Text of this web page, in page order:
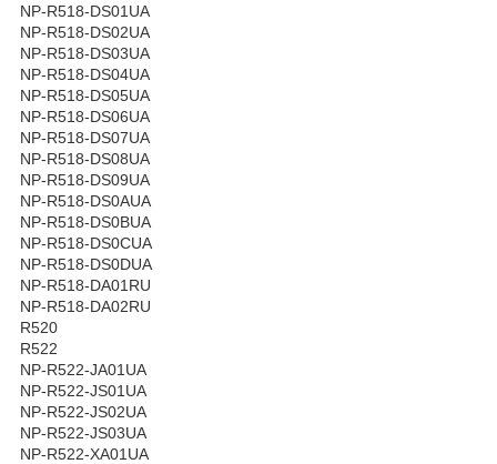
NP-R518-DS01UA
NP-R518-DS02UA
NP-R518-DS03UA
NP-R518-DS04UA
NP-R518-DS05UA
NP-R518-DS06UA
NP-R518-DS07UA
NP-R518-DS08UA
NP-R518-DS09UA
NP-R518-DS0AUA
NP-R518-DS0BUA
NP-R518-DS0CUA
NP-R518-DS0DUA
NP-R518-DA01RU
NP-R518-DA02RU
R520
R522
NP-R522-JA01UA
NP-R522-JS01UA
NP-R522-JS02UA
NP-R522-JS03UA
NP-R522-XA01UA